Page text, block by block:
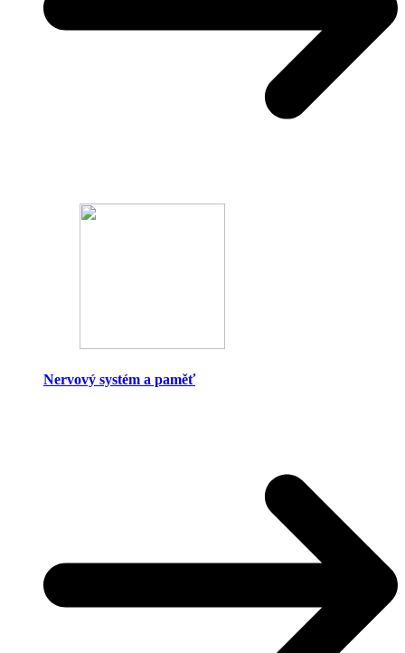
Nervový systém a paměť